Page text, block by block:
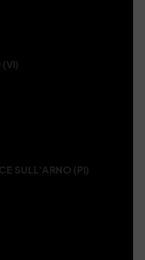
SULL’ARNO (PI)